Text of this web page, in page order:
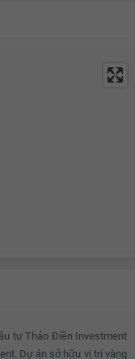
tư Thảo Điền Investment
Dự án sở hữu vị trí vàng